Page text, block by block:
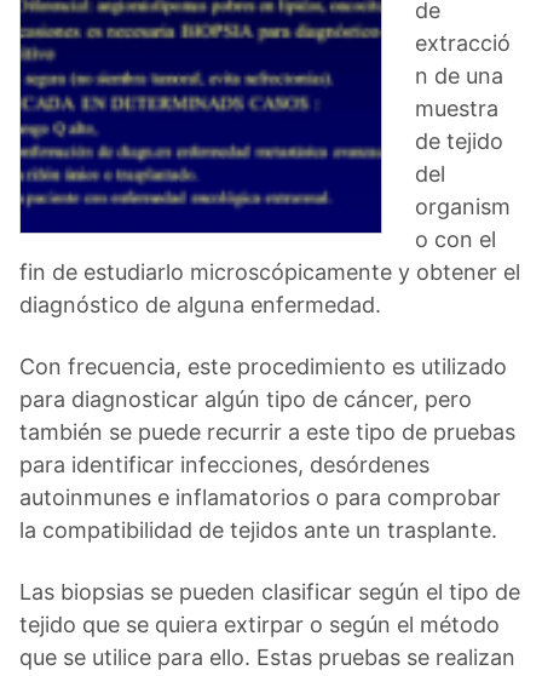
de
extracció
n de una
muestra
de tejido
del
organism
o con el
fin de estudiarlo microscópicamente y obtener el
diagnóstico de alguna enfermedad.
Con frecuencia, este procedimiento es utilizado
para diagnosticar algún tipo de cáncer, pero
también se puede recurrir a este tipo de pruebas
para identificar infecciones, desórdenes
autoinmunes e inflamatorios o para comprobar
la compatibilidad de tejidos ante un trasplante.
Las biopsias se pueden clasificar según el tipo de
tejido que se quiera extirpar o según el método
que se utilice para ello. Estas pruebas se realizan